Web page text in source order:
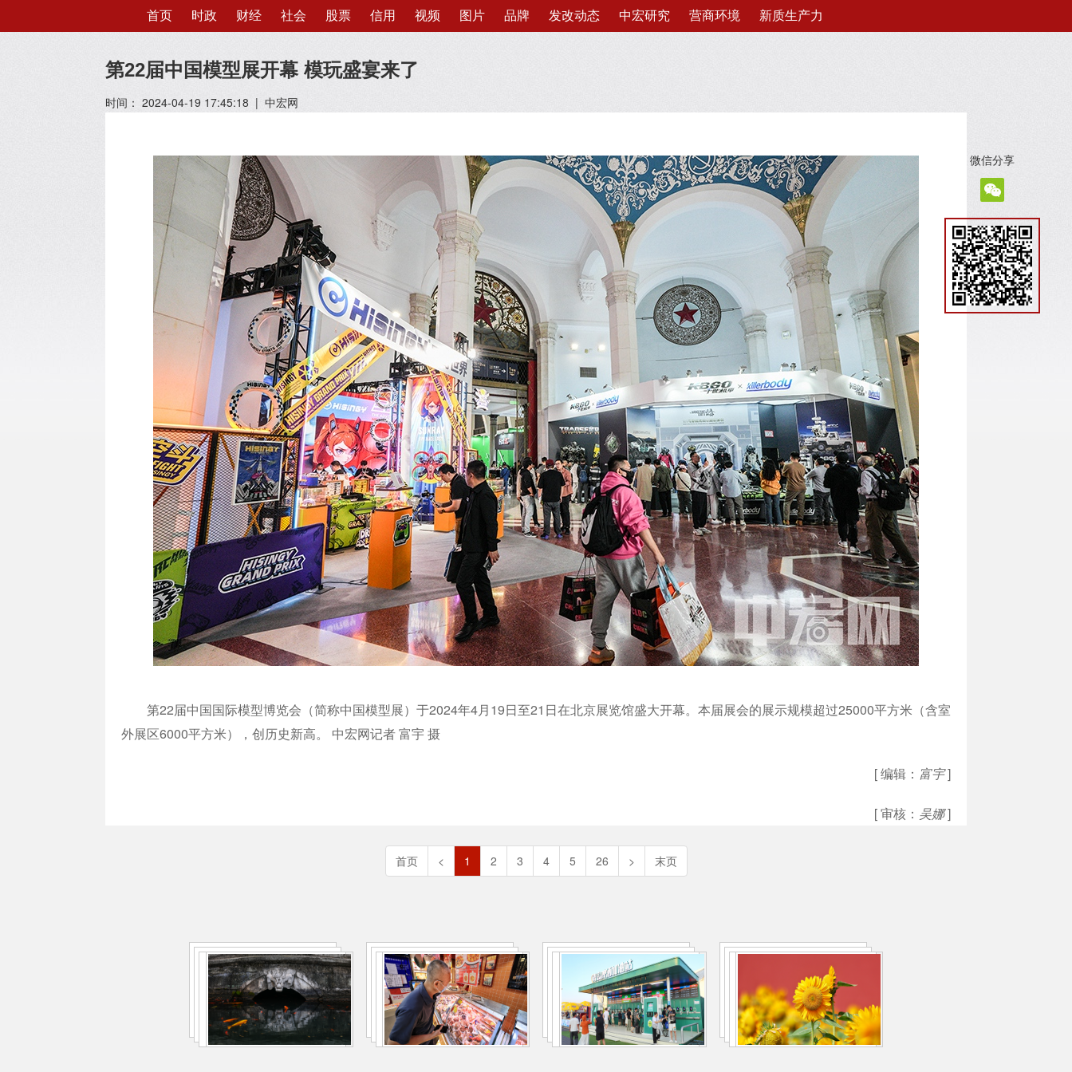
微信分享
首页 时政 财经 社会 股票 信用 视频 图片 品牌 发改动态 中宏研究 营商环境 新质生产力
第22届中国模型展开幕 模玩盛宴来了
时间： 2024-04-19 17:45:18 | 中宏网
第22届中国国际模型博览会（简称中国模型展）于2024年4月19日至21日在北京展览馆盛大开幕。本届展会的展示规模超过25000平方米（含室
外展区6000平方米），创历史新高。 中宏网记者 富宇 摄
[ 编辑： 富宇]
[ 审核： 吴娜]
首页 < 1 2 3 4 5 26 > 末页